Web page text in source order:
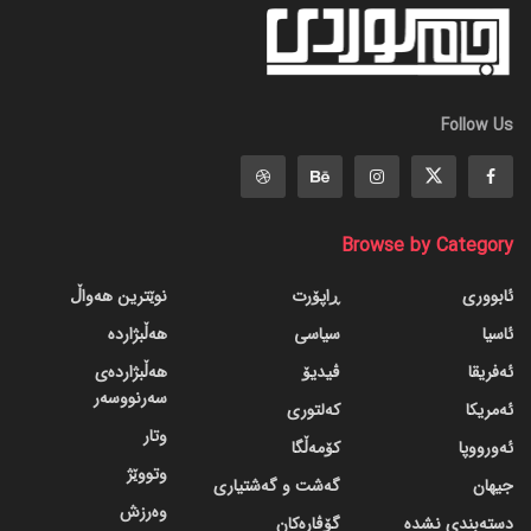
Follow Us
Browse by Category
ئابووری
ئاسیا
ئەفریقا
ئەمریکا
ئەورووپا
جیهان
دسته‌بندی نشده
ڕاپۆرت
سیاسی
ڤیدیۆ
کەلتوری
کۆمەڵگا
گه‌شت و گه‌شتیاری
گۆڤاره‌کان
نوێترین هەواڵ
هەڵبژاردە
هەڵبژاردەی
سەرنووسەر
وتار
وتووێژ
وەرزش